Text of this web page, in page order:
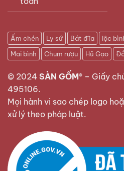
Ấm chén Ly sứ Bát đĩa lộc
Mai bình
Chum rượu Hũ Gạo
© 2024 SÀN GỐM® – Giấy
495106.
Mọi hành vi sao chép logo
xử lý theo pháp luật.